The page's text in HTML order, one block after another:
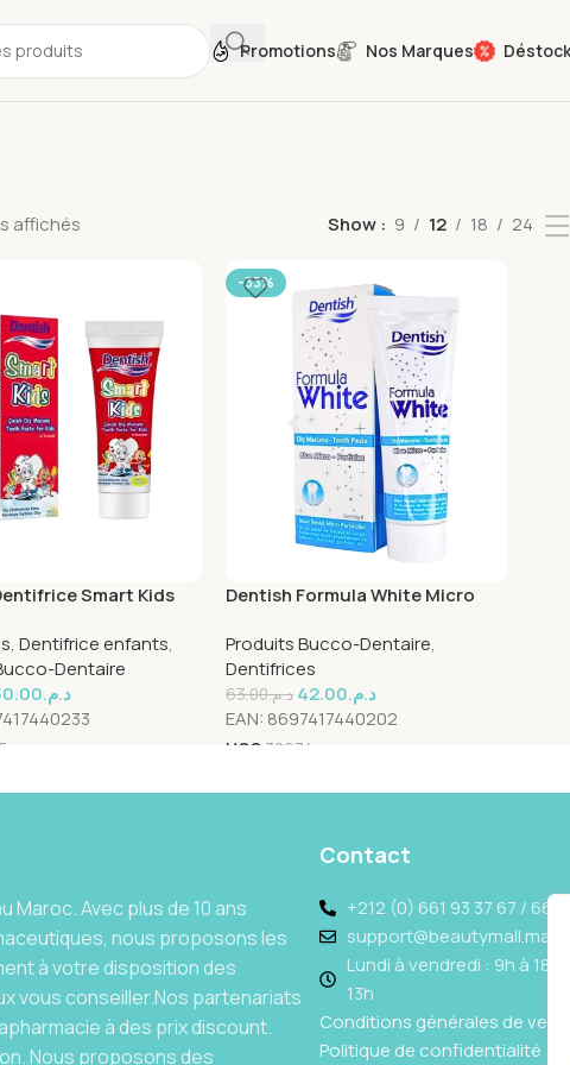
Promotions Nos Marques
affichés Show 9 12 18 24
Smart Kids
, Dentifrice enfants,
Dentaire
د.م.
-33%
Dentish Formula White Micro
Produits Bucco-Dentaire,
Dentifrices
د.م.63.00 د.م.42.00
EAN: 8697417440202
UGS 30674
Avec plus de 10 ans
nous proposons les
à votre disposition des
vous conseiller.Nos partenariats
à des prix discount.
Nous proposons des
Contact
+212 (0) 661 93 37 67 / 662
support@beautymall.ma
Lundi à vendredi : 9h à 18h
13h
Conditions générales de vente
Politique de confidentialité